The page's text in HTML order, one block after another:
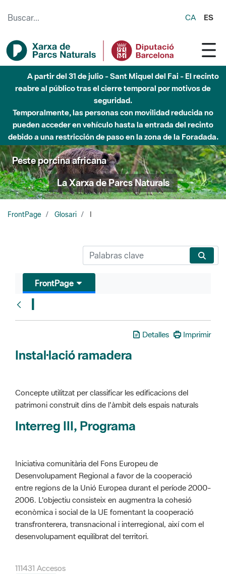
CA ES
A partir del 31 de julio - Sant Miquel del Fai - El recinto
reabre al público tras el cierre temporal por motivos de
seguridad.
Temporalmente, las personas con movilidad reducida no
pueden acceder en vehículo hasta la entrada del recinto
debido a una restricción de paso en la zona de la Foradada.
Peste porcina africana
La Xarxa de Parcs Naturals
FrontPage Glosari
FrontPage
I
Detalles Imprimir
Instal·lació ramadera
Concepte utilitzat per classificar les edificacions del
patrimoni construït dins de l'àmbit dels espais naturals
Interreg III, Programa
Iniciativa comunitària del Fons Europeu de
Desenvolupament Regional a favor de la cooperació
entre regions de la Unió Europea durant el període 2000-
2006. L'objectiu consisteix en augmentra la cohesió
econòmica i social de la UE fomentant la cooperació
transfronterera, transnacional i interregional, així com el
desenvolupament equilibrat del territori.
111431 Accesos